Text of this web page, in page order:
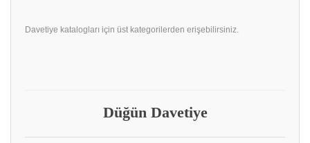
Davetiye katalogları için üst kategorilerden erişebilirsiniz.
Düğün Davetiye